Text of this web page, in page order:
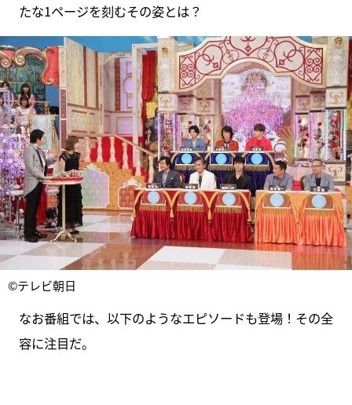
たな1ページを刻むその姿とは？
©テレビ朝日
なお番組では、以下のようなエピソードも登場！その全
容に注目だ。